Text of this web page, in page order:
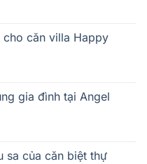
căn villa Happy
gia đình tại Angel
sa của căn biệt thự